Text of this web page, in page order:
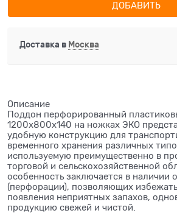
ДОБАВИТЬ
Доставка в Москва
Описание
Поддон перфорированный
1200х800х140 на ножках ЭКО
удобную конструкцию для
временного хранения различных
используемую преимущественно в
торговой и сельскохозяйственной
особенность заключается в наличии
(перфорации), позволяющих
появления неприятных запахов,
продукцию свежей и чистой.